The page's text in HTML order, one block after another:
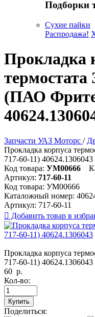
Подборки
Сухие пайки
Распродажа!
Прокладка
(ПАО
Запчасти УАЗ Моторс /
Прокладка корпуса
717-60-11) 40624.1306043
Код товара: УМ00666
Артикул: 717-60-11
Код товара: УМ00666
Каталожный номер:
Артикул: 717-60-11
 Добавить товар в
Прокладка корпуса
717-60-11) 40624.1306043
60 р.
Кол-во:
Купить
Поделиться: